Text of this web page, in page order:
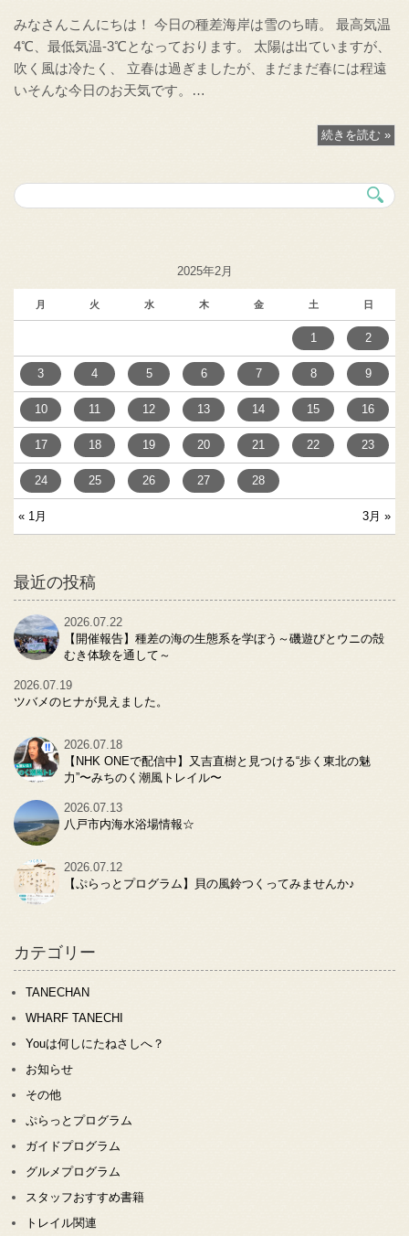
みなさんこんにちは！ 今日の種差海岸は雪のち晴。 最高気温
4℃、最低気温-3℃となっております。 太陽は出ていますが、
吹く風は冷たく、 立春は過ぎましたが、まだまだ春には程遠
いそんな今日のお天気です。…
続きを読む »
2025年2月
月 火 水 木 金 土 日
« 1月 3月 »
1 2
3 4 5 6 7 8 9
10 11 12 13 14 15 16
17 18 19 20 21 22 23
24 25 26 27 28
最近の投稿
2026.07.22
【開催報告】種差の海の生態系を学ぼう～磯遊びとウニの殻
むき体験を通して～
2026.07.19
ツバメのヒナが見えました。
2026.07.18
【NHK ONEで配信中】又吉直樹と見つける“歩く東北の魅
力”〜みちのく潮風トレイル〜
2026.07.13
八戸市内海水浴場情報☆
2026.07.12
【ぷらっとプログラム】貝の風鈴つくってみませんか♪
カテゴリー
TANECHAN
WHARF TANECHI
Youは何しにたねさしへ？
お知らせ
その他
ぷらっとプログラム
ガイドプログラム
グルメプログラム
スタッフおすすめ書籍
トレイル関連